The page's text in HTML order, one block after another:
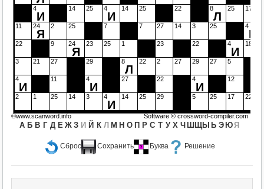
Сброс Сохранить Буква Решение
4
И
14 25 4
И
14 25 22 8
Л
25 17
11 24
Я
2 25 7 7 27 14 3 25 4
И
22 9 24
Я
23 25 1 23 22 4
И
18
3 21 27 29 8
Л
22 2 27 29 27 5
4
И
11 4
И
27 22 4
И
12
2 1 25 14 3 4
И
14 25 29 5 25 17 22
А Б В Г Д Е Ж З И Й К Л М Н О П Р С Т У Х Ч Ш ЩЫ Ь Э ЮЯ
©www.scanword.info Software ©crossword-compiler.com